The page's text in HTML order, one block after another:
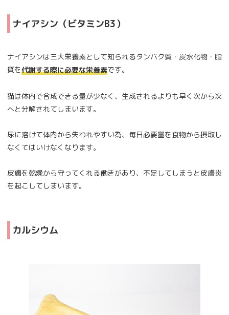
ナイアシン（ビタミンB3）
ナイアシンは三大栄養素として知られるタンパク質・炭水化物・脂
質を代謝する際に必要な栄養素です。
猫は体内で合成できる量が少なく、生成されるよりも早く次から次
へと分解されてしまいます。
尿に溶けて体内から失われやすい為、毎日必要量を食物から摂取し
なくてはいけなくなります。
皮膚を乾燥から守ってくれる働きがあり、不足してしまうと皮膚炎
を起こしてしまいます。
カルシウム